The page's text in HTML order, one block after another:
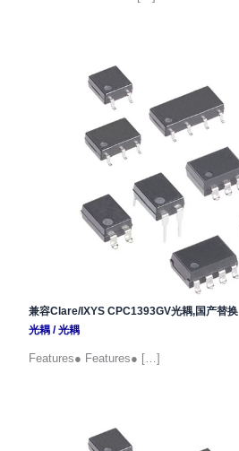
兼容Clare/IXYS CPC1393GV光耦,国产替换
光耦/光耦
Features● Features● […]